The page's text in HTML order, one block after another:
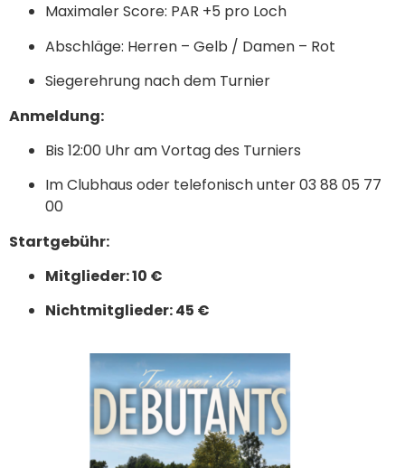
Maximaler Score: PAR +5 pro Loch
Abschläge: Herren – Gelb / Damen – Rot
Siegerehrung nach dem Turnier
Anmeldung:
Bis 12:00 Uhr am Vortag des Turniers
Im Clubhaus oder telefonisch unter 03 88 05 77
00
Startgebühr:
Mitglieder: 10 €
Nichtmitglieder: 45 €